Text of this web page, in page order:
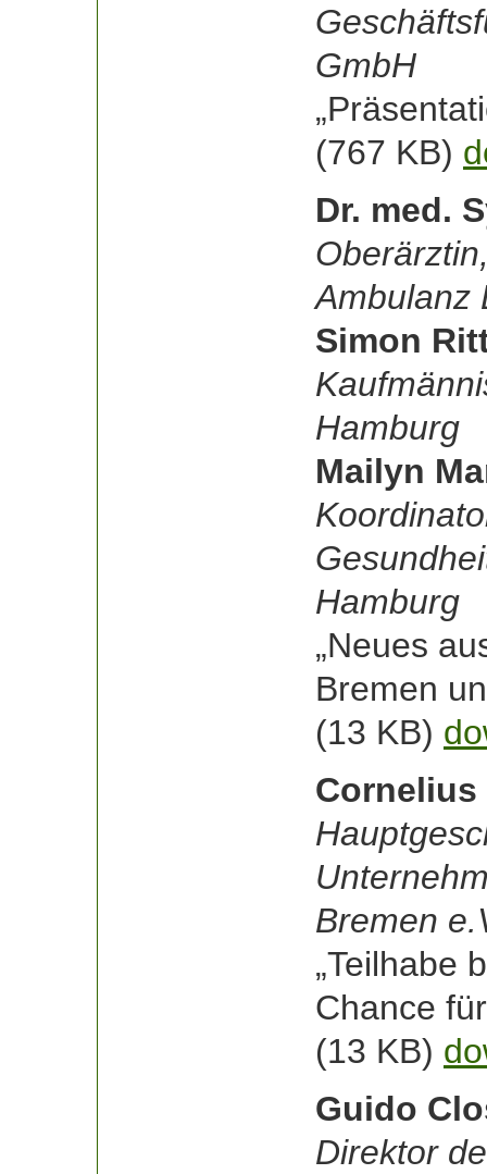
GmbH
(767 KB)
Dr. med.
Ambulanz
Simon
Hamburg
Mailyn
Hamburg
„Neues
Bremen
(13 KB)
Cornelius
Bremen
„Teilhabe
Chance
(13 KB)
Guido
Direktor